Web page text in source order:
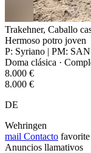
Trakehner, Caballo
Hermoso potro joven
P: Syriano | PM:
Doma clásica ·
8.000 €
8.000 €
DE
Wehringen
mail Contacto favorite
Anuncios llamativos